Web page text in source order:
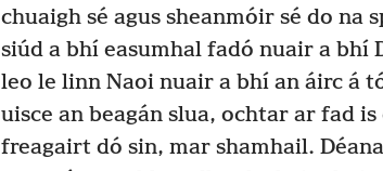
chuaigh sé agus sheanmóir sé do na
siúd a bhí easumhal fadó nuair a bhí
leo le linn Naoi nuair a bhí an áirc á
uisce an beagán slua, ochtar ar fad is
freagairt dó sin, mar shamhail.